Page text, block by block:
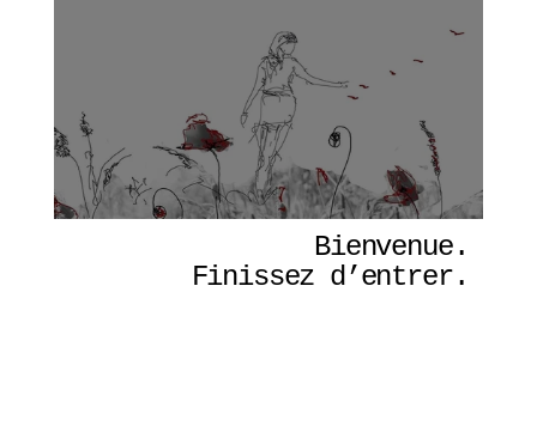
Bienvenue.
Finissez d’entrer.